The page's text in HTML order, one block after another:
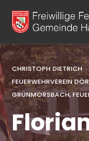
CHRISTOPH DIETRICH
FEUERWEHRVEREIN
GRÜNMORSBACH,